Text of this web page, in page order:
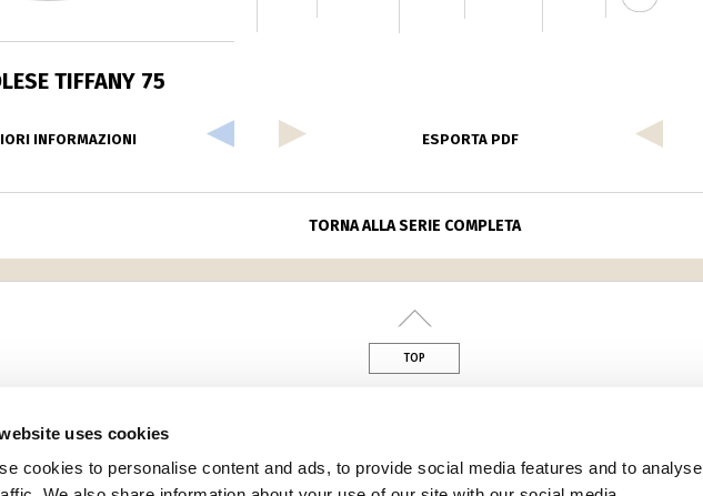
uses cookies
cookies to personalise content and ads, to provide social media features and to analyse
TIFFANY 75
INFORMAZIONI ESPORTA PDF
TORNA ALLA SERIE COMPLETA
TOP